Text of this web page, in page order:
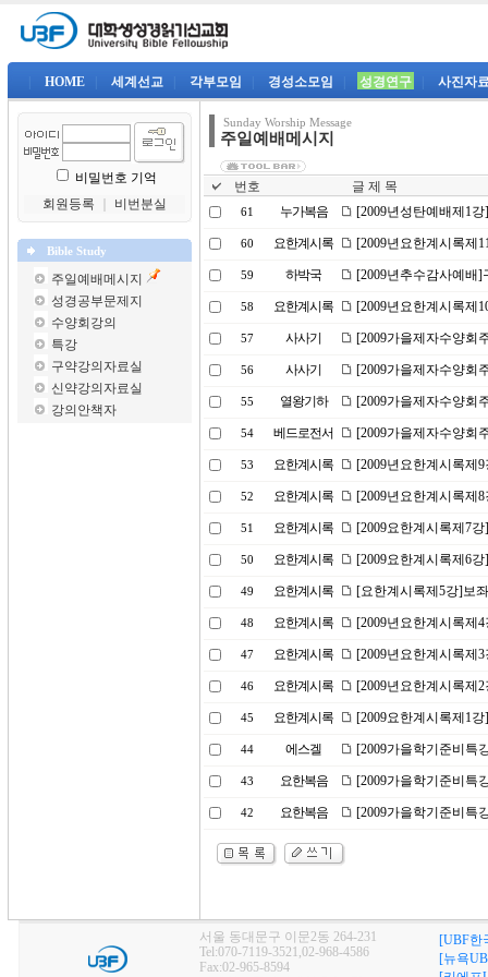
HOME 세계선교 각부모임 경성소모임 성경연구 사진자
비밀번호 기억
회원등록
비번분실
Bible Study
주일예배메시지
성경공부문제지
수양회강의
특강
구약강의자료실
신약강의자료실
강의안책자
Sunday Worship Message
주일예배메시지
번호 글 제 목
61 누가복음 [2009년성탄예배제1
60 요한계시록 [2009년요한계시록제
59 하박국 [2009년추수감사예배
58 요한계시록 [2009년요한계시록제
57 사사기 [2009가을제자수양회
56 사사기 [2009가을제자수양회
55 열왕기하 [2009가을제자수양회
54 베드로전서 [2009가을제자수양회
53 요한계시록 [2009년요한계시록제
52 요한계시록 [2009년요한계시록제
51 요한계시록 [2009요한계시록제7
50 요한계시록 [2009요한계시록제6
49 요한계시록 [요한계시록제5강]보
48 요한계시록 [2009년요한계시록제
47 요한계시록 [2009년요한계시록제
46 요한계시록 [2009년요한계시록제
45 요한계시록 [2009요한계시록제1
44 에스겔 [2009가을학기준비특
43 요한복음 [2009가을학기준비특
42 요한복음 [2009가을학기준비특
서울 동대문구 이문2동 264-231
Tel:070-7119-3521,02-968-4586
Fax:02-965-8594
[UBF한
[뉴욕